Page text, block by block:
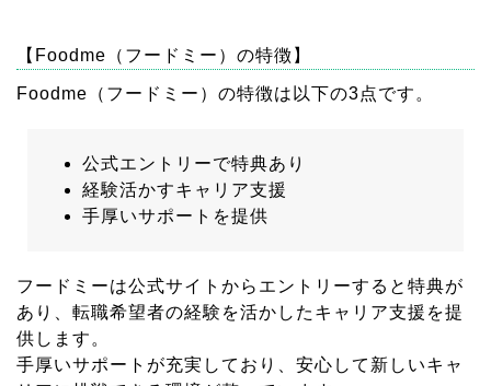
【Foodme（フードミー）の特徴】
Foodme（フードミー）の特徴は以下の3点です。
公式エントリーで特典あり
経験活かすキャリア支援
手厚いサポートを提供
フードミーは公式サイトからエントリーすると特典が
あり、転職希望者の経験を活かしたキャリア支援を提
供します。
手厚いサポートが充実しており、安心して新しいキャ